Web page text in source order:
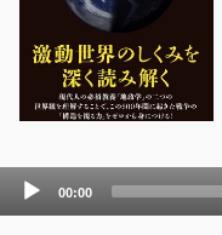
Audio
00:00